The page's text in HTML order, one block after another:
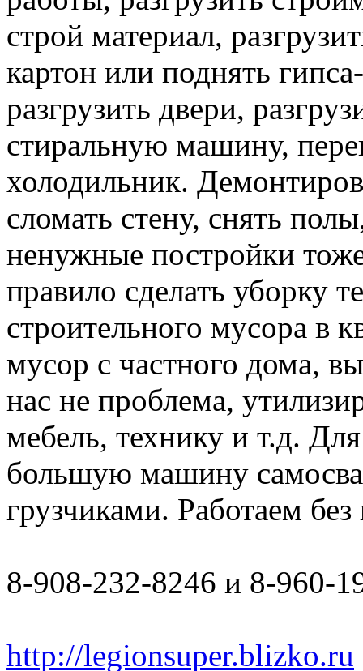
строй материал,
картон или поднять
разгрузить двери,
стиральную машину,
холодильник.
сломать стену, снять
ненужные постройки
правило сделать уборку
строительного мусора в
мусор с частного дома,
нас не проблема,
мебель, технику и т.д.
большую машину
грузчиками. Работаем
8-908-232-8246 и 8-960-
http://legionsuper.blizko.ru